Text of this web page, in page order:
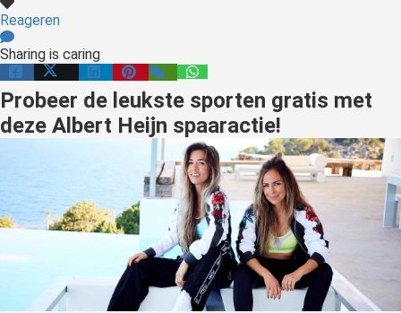
Reageren
Sharing is caring
Probeer de leukste sporten gratis met
deze Albert Heijn spaaractie!